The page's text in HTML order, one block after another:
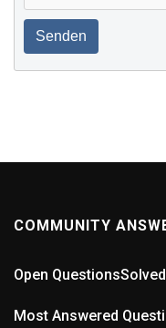
Senden
COMMUNITY
Open Questions
Most Answered